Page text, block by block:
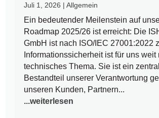
Juli 1, 2026 |Allgemein
Ein bedeutender Meilenstein auf
Roadmap 2025/26 ist erreicht: Die
GmbH ist nach ISO/IEC 27001:2022
Informationssicherheit ist für uns weit
technisches Thema. Sie ist ein
Bestandteil unserer Verantwortung
unseren Kunden, Partnern...
...weiterlesen